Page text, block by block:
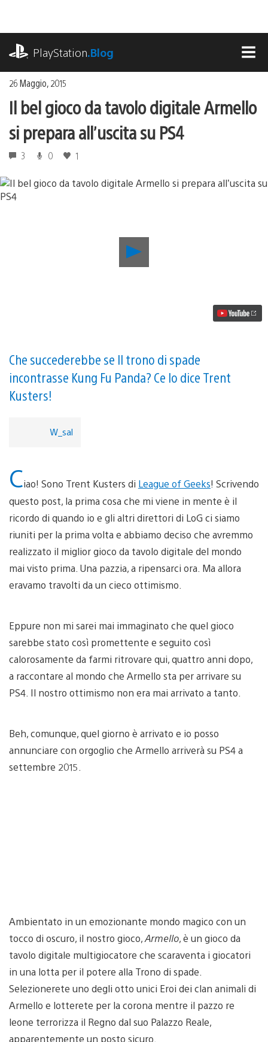
contenuto
PlayStation.Blog
26 Maggio, 2015
Il bel gioco da tavolo digitale Armello
si prepara all’uscita su PS4
3 0 1
Il
prepara
all’uscita
su
Che succederebbe se Il trono di spade
incontrasse Kung Fu Panda? Ce lo dice Trent
Kusters!
W_sal
Ciao! Sono Trent Kusters di League of Geeks! Scrivendo
questo post, la prima cosa che mi viene in mente è il
ricordo di quando io e gli altri direttori di LoG ci siamo
riuniti per la prima volta e abbiamo deciso che avremmo
realizzato il miglior gioco da tavolo digitale del mondo
mai visto prima. Una pazzia, a ripensarci ora. Ma allora
eravamo travolti da un cieco ottimismo.
Eppure non mi sarei mai immaginato che quel gioco
sarebbe stato così promettente e seguito così
calorosamente da farmi ritrovare qui, quattro anni dopo,
a raccontare al mondo che Armello sta per arrivare su
PS4. Il nostro ottimismo non era mai arrivato a tanto.
Beh, comunque, quel giorno è arrivato e io posso
annunciare con orgoglio che Armello arriverà su PS4 a
settembre 2015.
Ambientato in un emozionante mondo magico con un
tocco di oscuro, il nostro gioco,Armello, è un gioco da
tavolo digitale multigiocatore che scaraventa i giocatori
in una lotta per il potere alla Trono di spade.
Selezionerete uno degli otto unici Eroi dei clan animali di
Armello e lotterete per la corona mentre il pazzo re
leone terrorizza il Regno dal suo Palazzo Reale,
apparentemente un posto sicuro.